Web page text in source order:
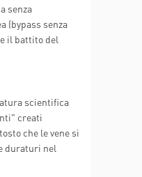
senza
(bypass senza
il battito del
scientifica
creati
che le vene si
duraturi nel